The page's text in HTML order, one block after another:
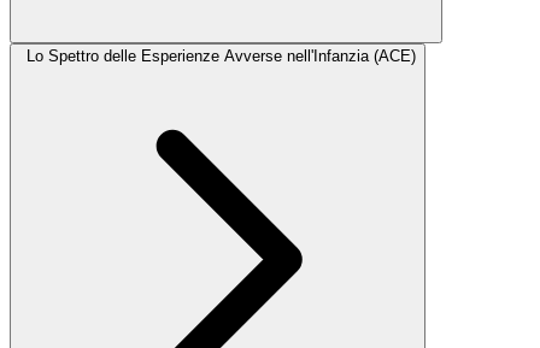
Lo Spettro delle Esperienze Avverse nell'Infanzia (ACE)